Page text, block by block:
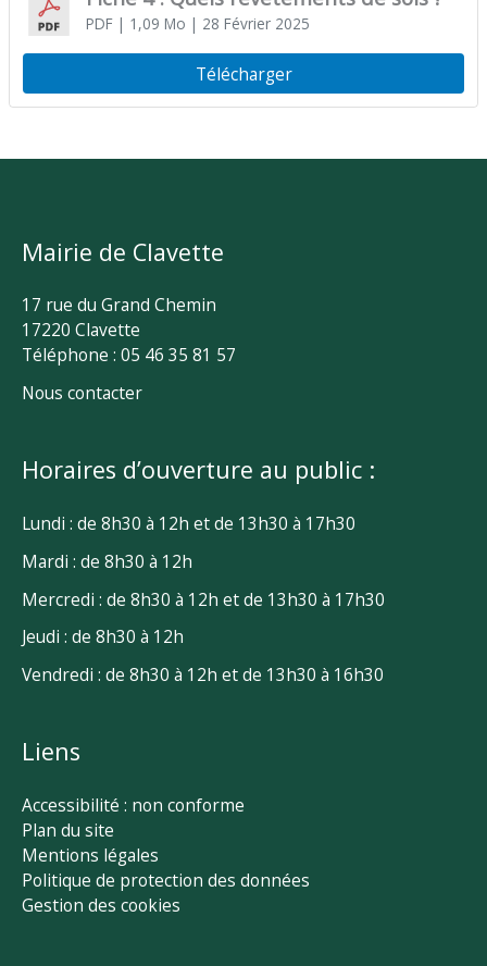
PDF| 1,09 Mo | 28 Février 2025
Télécharger
Mairie de Clavette
17 rue du Grand Chemin
17220 Clavette
Téléphone : 05 46 35 81 57
Nous contacter
Horaires d’ouverture au public :
Lundi : de 8h30 à 12h et de 13h30 à 17h30
Mardi : de 8h30 à 12h
Mercredi : de 8h30 à 12h et de 13h30 à 17h30
Jeudi : de 8h30 à 12h
Vendredi : de 8h30 à 12h et de 13h30 à 16h30
Liens
Accessibilité : non conforme
Plan du site
Mentions légales
Politique de protection des données
Gestion des cookies